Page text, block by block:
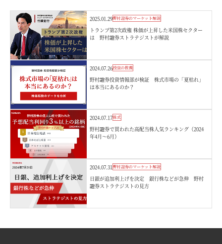
2025.01.29野村證券のマーケット解説
トランプ第2次政権 株価が上昇した米国株セクター
は 野村證券ストラテジストが解説
2024.07.26投資の教養
野村證券投資情報部が検証 株式市場の「夏枯れ」
は本当にあるのか？
2024.07.17株式
野村證券で買われた高配当株人気ランキング（2024
年4月～6月）
2024.07.31 野村證券のマーケット解説
日銀が追加利上げを決定 銀行株などが急伸 野村
證券ストラテジストの見方